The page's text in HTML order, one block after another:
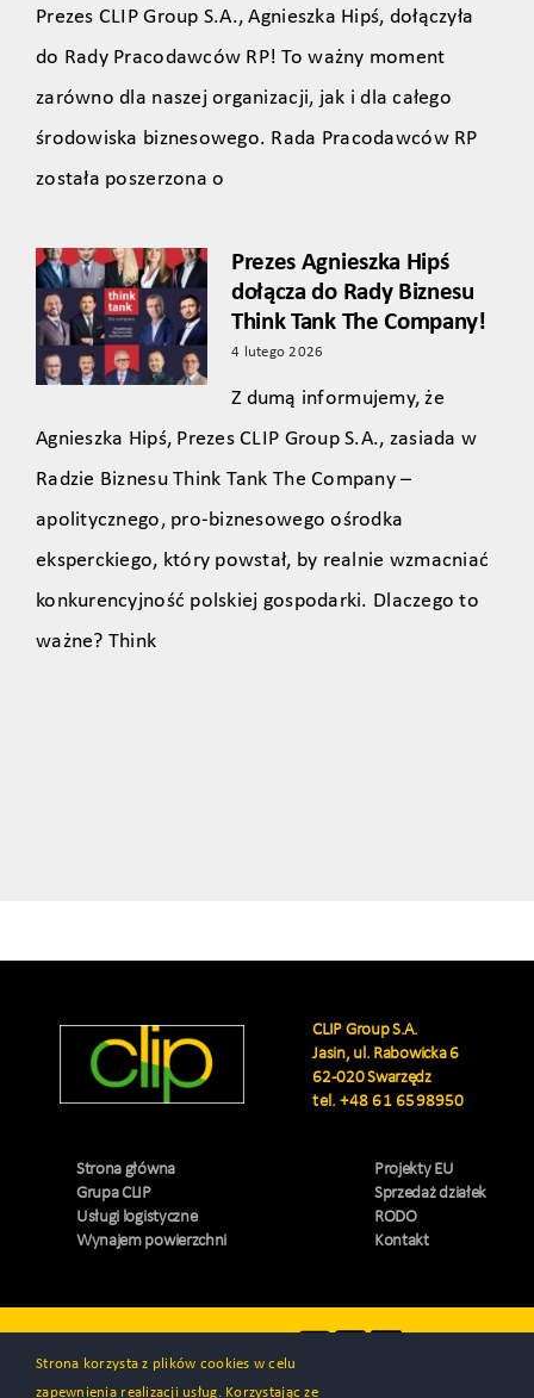
Prezes CLIP Group S.A., Agnieszka Hipś, dołączyła
do Rady Pracodawców RP! To ważny moment
zarówno dla naszej organizacji, jak i dla całego
środowiska biznesowego. Rada Pracodawców RP
została poszerzona o
Prezes Agnieszka Hipś
dołącza do Rady Biznesu
Think Tank The Company!
4 lutego 2026
Z dumą informujemy, że
Agnieszka Hipś, Prezes CLIP Group S.A., zasiada w
Radzie Biznesu Think Tank The Company –
apolitycznego, pro‑biznesowego ośrodka
eksperckiego, który powstał, by realnie wzmacniać
konkurencyjność polskiej gospodarki. Dlaczego to
ważne? Think
CLIP Group S.A.
Jasin, ul. Rabowicka 6
62-020 Swarzędz
tel.+48 61 6598950
Strona główna
Grupa CLIP
Usługi logistyczne
Wynajem powierzchni
Projekty EU
Sprzedaż działek
RODO
Kontakt
Strona korzysta z plików cookies w celu
zapewnienia realizacji usług. Korzystając ze